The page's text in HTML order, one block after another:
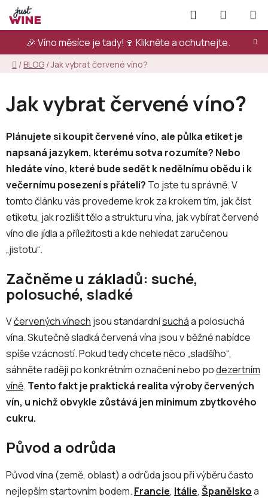
Přejít
na
obsah
🎉 Víno měsíce je tady!🍷 Klikněte a ochutnejte.
Hledat
KOŠÍK
Domů
/ BLOG /Jak vybrat červené víno?
Jak vybrat červené víno?
Plánujete si koupit červené víno, ale půlka etiket je
napsaná jazykem, kterému sotva rozumíte? Nebo
hledáte víno, které bude sedět k nedělnímu obědu i k
večernímu posezení s přáteli? To jste tu správně. V
tomto článku vás provedeme krok za krokem tím, jak číst
etiketu, jak rozlišit tělo a strukturu vína, jak vybírat červené
víno dle jídla a příležitosti a kde nehledat zaručenou
„jistotu“.
Začněme u základů: suché,
polosuché, sladké
Včervených vínech jsou standardnísucháa polosuchá
vína. Skutečně sladká červená vína jsou v běžné nabídce
spíše vzácností. Pokud tedy chcete něco „sladšího“,
sáhněte raději po konkrétním označení nebo podezertním
víně. Tento fakt je praktická realita výroby červených
vín, u nichž obvykle zůstává jen minimum zbytkového
cukru.
Původ a odrůda
Původ vína (země, oblast) a odrůda jsou při výběru často
nejlepším startovním bodem. Francie, Itálie, Španělskoa